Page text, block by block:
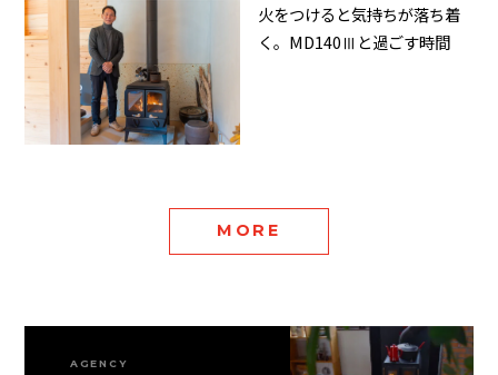
火をつけると気持ちが落ち着
く。MD140Ⅲと過ごす時間
MORE
AGENCY